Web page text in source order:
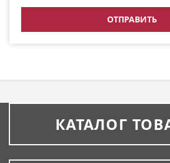
КАТАЛОГ